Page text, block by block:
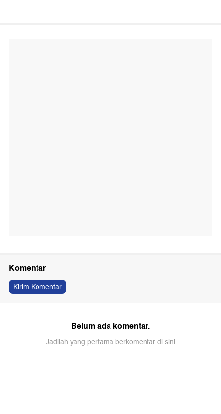
Komentar
Kirim Komentar
Belum ada komentar.
Jadilah yang pertama berkomentar di sini